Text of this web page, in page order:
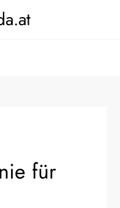
für